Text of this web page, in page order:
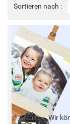
Sortieren nach :
Wir